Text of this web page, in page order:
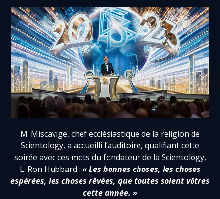
M. Miscavige, chef ecclésiastique de la religion de
Scientology, a accueilli l’auditoire, qualifiant cette
soirée avec ces mots du fondateur de la Scientology,
L. Ron Hubbard : « Les bonnes choses, les choses
espérées, les choses rêvées, que toutes soient vôtres
cette année. »